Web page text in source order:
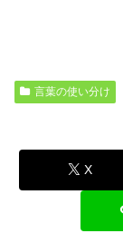
言葉の使い分け
X